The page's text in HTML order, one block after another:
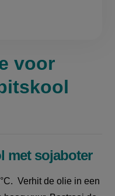
voor
met sojaboter
Verhit de olie in een